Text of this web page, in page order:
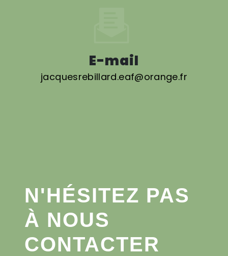
E-mail
jacquesrebillard.eaf@orange.fr
N'HÉSITEZ PAS
À NOUS
CONTACTER